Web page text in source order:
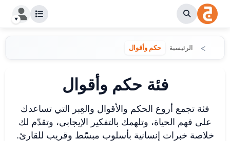
حكم وأقوال الرئيسية
فئة حكم وأقوال
فئة تجمع أروع الحكم والأقوال والعِبر التي تساعدك
على فهم الحياة، وتلهمك بالتفكير الإيجابي، وتقدّم لك
خلاصة خبرات إنسانية بأسلوب مبسّط وقريب للقارئ.